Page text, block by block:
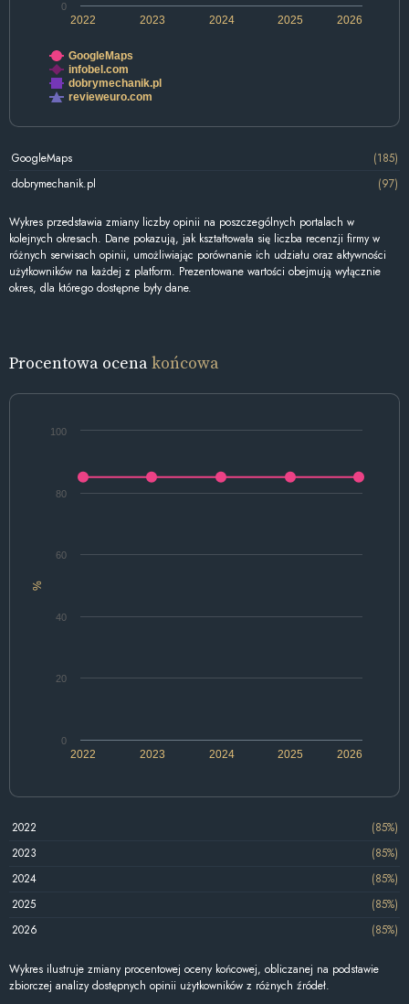
2022 2024 2026
2023 2025
0
GoogleMaps
infobel.com
dobrymechanik.pl
revieweuro.com
GoogleMaps
(185)
dobrymechanik.pl
(97)
Wykres przedstawia zmiany liczby opinii na poszczególnych portalach w
kolejnych okresach. Dane pokazują, jak kształtowała się liczba recenzji firmy w
różnych serwisach opinii, umożliwiając porównanie ich udziału oraz aktywności
użytkowników na każdej z platform. Prezentowane wartości obejmują wyłącznie
okres, dla którego dostępne były dane.
Procentowa ocenakońcowa
%
2022 2024 2026
2023 2025
0
20
40
60
80
100
2022
(85%)
2023
(85%)
2024
(85%)
2025
(85%)
2026
(85%)
Wykres ilustruje zmiany procentowej oceny końcowej, obliczanej na podstawie
zbiorczej analizy dostępnych opinii użytkowników z różnych źródeł.